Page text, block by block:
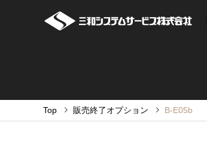
Top 販売終了オプション B-E05b